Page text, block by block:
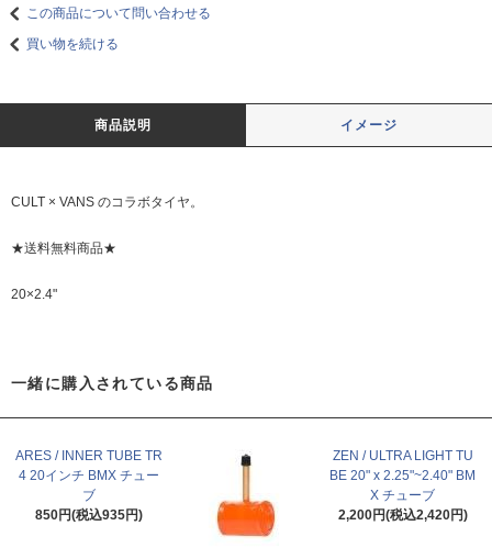
この商品について問い合わせる
買い物を続ける
商品説明 イメージ
CULT × VANS のコラボタイヤ。
★送料無料商品★
20×2.4"
一緒に購入されている商品
ARES / INNER TUBE TR
4 20インチ BMX チュー
ブ
850円(税込935円)
ZEN / ULTRA LIGHT TU
BE 20" x 2.25"~2.40" BM
X チューブ
2,200円(税込2,420円)